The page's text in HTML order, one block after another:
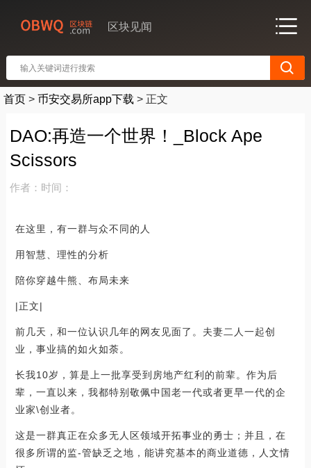
区块见闻
首页 > 币安交易所app下载 > 正文
DAO:再造一个世界！_Block Ape
Scissors
作者： 时间：
在这里，有一群与众不同的人
用智慧、理性的分析
陪你穿越牛熊、布局未来
|正文|
前几天，和一位认识几年的网友见面了。夫妻二人一起创
业，事业搞的如火如荼。
长我10岁，算是上一批享受到房地产红利的前辈。作为后
辈，一直以来，我都特别敬佩中国老一代或者更早一代的企
业家\创业者。
这是一群真正在众多无人区领域开拓事业的勇士；并且，在
很多所谓的监-管缺乏之地，能讲究基本的商业道德，人文情